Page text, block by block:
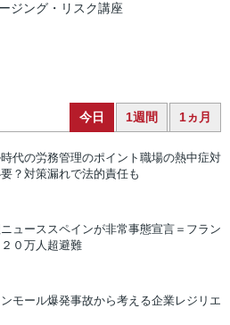
ジング・リスク講座
今日 1週間 1ヵ月
代の労務管理のポイント 職場の熱中症対
？対策漏れで法的責任も
ューススペインが非常事態宣言＝フラン
０万人超避難
モール爆発事故から考える企業レジリエ